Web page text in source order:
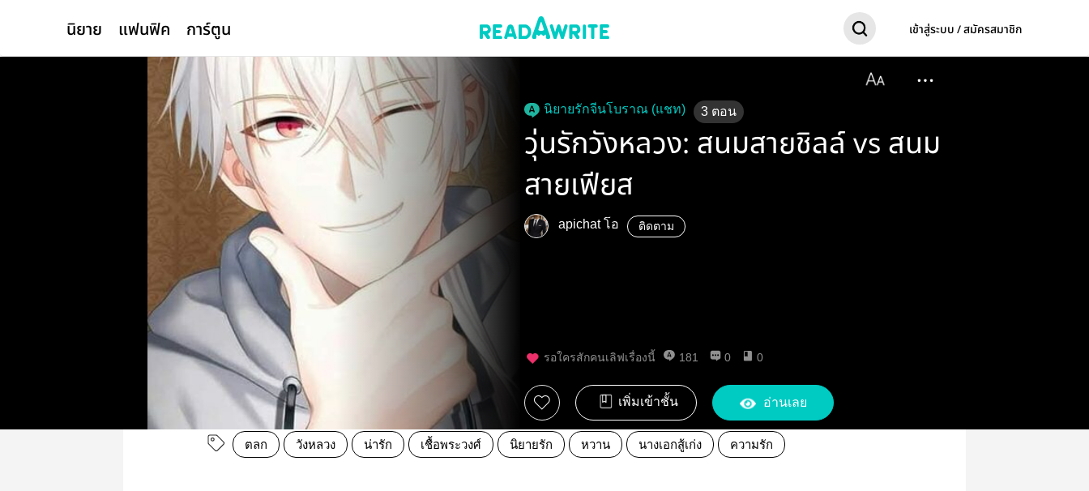
นิยาย แฟนฟิค การ์ตูน เข้าสู่ระบบ / สมัครสมาชิก
นิยายรักจีนโบราณ (แชท) 3 ตอน
วุ่นรักวังหลวง: สนมสายชิลล์ vs สนม
สายเฟียส
apichat โอ ติดตาม
รอใครสักคนเลิฟเรื่องนี้ 181 0 0
เพิ่มเข้าชั้น อ่านเลย
ตลก วังหลวง น่ารัก เชื้อพระวงศ์ นิยายรัก หวาน นางเอกสู้เก่ง ความรัก